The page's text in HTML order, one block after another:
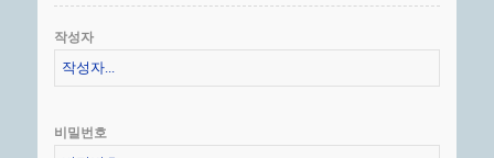
작성자
비밀번호